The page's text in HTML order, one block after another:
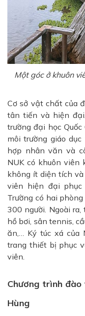
Một góc ở khuôn
Cơ sở vật chất của
tân tiến và hiện
trường đại học
môi trường giáo
hợp nhân văn và
NUK có khuôn viên
không ít diện tích
viên hiện đại
Trường có hai
300 người. Ngoài
hồ bơi, sân tennis,
ăn,… Ký túc xá của
trang thiết bị phục
viên.
Chương trình
Hùng